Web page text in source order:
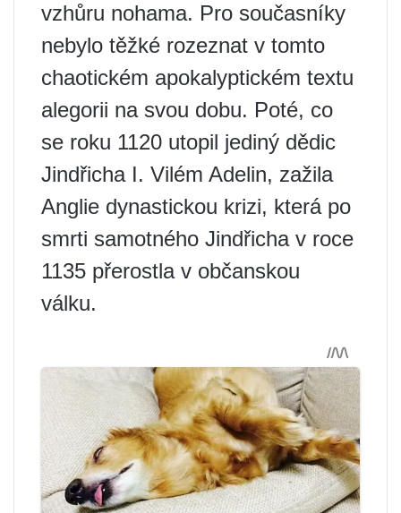
vzhůru nohama. Pro současníky
nebylo těžké rozeznat v tomto
chaotickém apokalyptickém textu
alegorii na svou dobu. Poté, co
se roku 1120 utopil jediný dědic
Jindřicha I. Vilém Adelin, zažila
Anglie dynastickou krizi, která po
smrti samotného Jindřicha v roce
1135 přerostla v občanskou
válku.